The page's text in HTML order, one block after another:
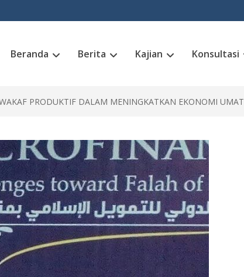
Beranda Berita Kajian Konsultasi
PRODUKTIF DALAM MENINGKATKAN EKONOMI UMAT